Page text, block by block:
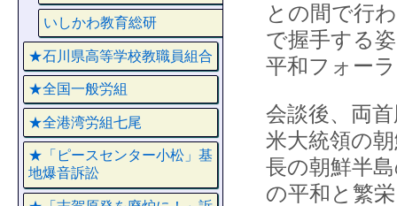
との間で行
で握手する
平和フォー
会談後、両
米大統領の
長の朝鮮半
の平和と繁
いしかわ教育総研
★石川県高等学校教職員組合
★全国一般労組
★全港湾労組七尾
★「ピースセンター小松」基
地爆音訴訟